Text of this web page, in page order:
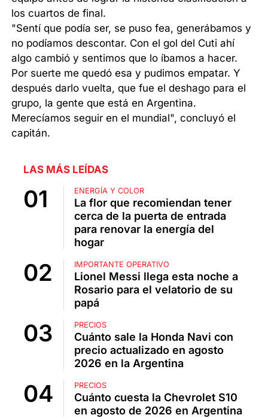
los cuartos de final.
"Sentí que podía ser, se puso fea, generábamos y
no podíamos descontar. Con el gol del Cuti ahí
algo cambió y sentimos que lo íbamos a hacer.
Por suerte me quedó esa y pudimos empatar. Y
después darlo vuelta, que fue el deshago para el
grupo, la gente que está en Argentina.
Merecíamos seguir en el mundial", concluyó el
capitán.
LAS MÁS LEÍDAS
ENERGÍA Y COLOR
La flor que recomiendan tener
cerca de la puerta de entrada
para renovar la energía del
hogar
IMPORTANTE OPERATIVO
Lionel Messi llega esta noche a
Rosario para el velatorio de su
papá
PRECIOS
Cuánto sale la Honda Navi con
precio actualizado en agosto
2026 en la Argentina
PRECIOS
Cuánto cuesta la Chevrolet S10
en agosto de 2026 en Argentina